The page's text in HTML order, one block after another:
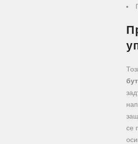
се